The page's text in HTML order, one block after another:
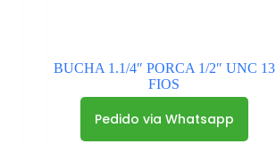
BUCHA 1.1/4″ PORCA 1/2″ UNC 13
FIOS
Pedido via Whatsapp